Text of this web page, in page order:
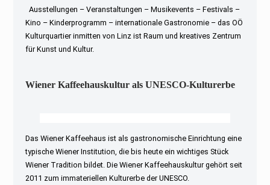
Ausstellungen – Veranstaltungen – Musikevents – Festivals –
Kino – Kinderprogramm – internationale Gastronomie – das OÖ
Kulturquartier inmitten von Linz ist Raum und kreatives Zentrum
für Kunst und Kultur.
Wiener Kaffeehauskultur als UNESCO-Kulturerbe
Das Wiener Kaffeehaus ist als gastronomische Einrichtung eine
typische Wiener Institution, die bis heute ein wichtiges Stück
Wiener Tradition bildet. Die Wiener Kaffeehauskultur gehört seit
2011 zum immateriellen Kulturerbe der UNESCO.